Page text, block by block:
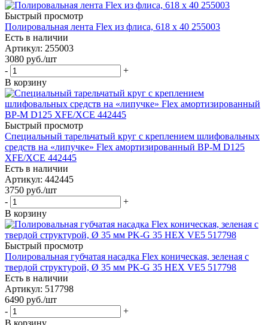
Быстрый просмотр
Полировальная лента Flex из флиса, 618 x 40 255003
Есть в наличии
Артикул: 255003
3080 руб./шт
-
+
В корзину
Быстрый просмотр
Специальный тарельчатый круг с креплением шлифовальных
средств на «липучке» Flex амортизированный BP-M D125
XFE/XCE 442445
Есть в наличии
Артикул: 442445
3750 руб./шт
-
+
В корзину
Быстрый просмотр
Полировальная губчатая насадка Flex коническая, зеленая с
твердой структурой, Ø 35 мм PK-G 35 HEX VE5 517798
Есть в наличии
Артикул: 517798
6490 руб./шт
-
+
В корзину